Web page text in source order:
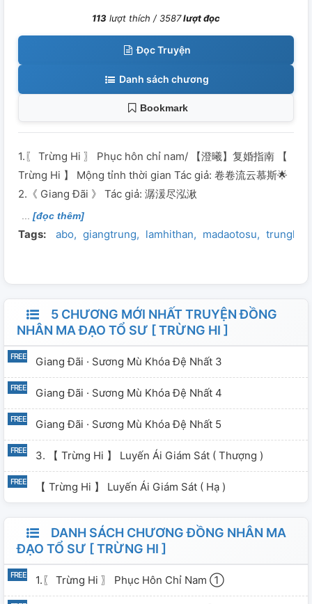
113 lượt thích /3587lượt đọc
Đọc Truyện
Danh sách chương
Bookmark
1.〖 Trừng Hi 〗 Phục hôn chỉ nam/ 【澄曦】复婚指南 【
Trừng Hi 】 Mộng tỉnh thời gian Tác giả: 卷卷流云慕斯🌟
2.《 Giang Đãi 》 Tác giả: 潺湲尽泓湫
[đọc thêm]
Tags: abo giangtrung lamhithan madaotosu trunghí
5 CHƯƠNG MỚI NHẤT TRUYỆN ĐỒNG
NHÂN MA ĐẠO TỔ SƯ [ TRỪNG HI ]
Giang Đãi · Sương Mù Khóa Đệ Nhất 3
Giang Đãi · Sương Mù Khóa Đệ Nhất 4
Giang Đãi · Sương Mù Khóa Đệ Nhất 5
3. 【 Trừng Hi 】 Luyến Ái Giám Sát ( Thượng )
【 Trừng Hi 】 Luyến Ái Giám Sát ( Hạ )
DANH SÁCH CHƯƠNG ĐỒNG NHÂN MA
ĐẠO TỔ SƯ [ TRỪNG HI ]
1.〖 Trừng Hi 〗 Phục Hôn Chỉ Nam ①